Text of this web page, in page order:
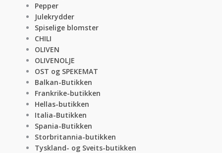
Pepper
Julekrydder
Spiselige blomster
CHILI
OLIVEN
OLIVENOLJE
OST og SPEKEMAT
Balkan-Butikken
Frankrike-butikken
Hellas-butikken
Italia-Butikken
Spania-Butikken
Storbritannia-butikken
Tyskland- og Sveits-butikken